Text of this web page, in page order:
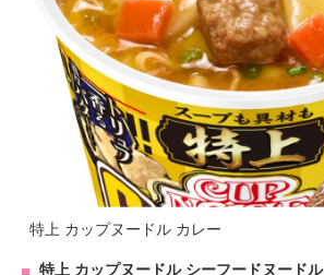
特上 カップヌードル カレー
特上 カップヌードル シーフードヌードル